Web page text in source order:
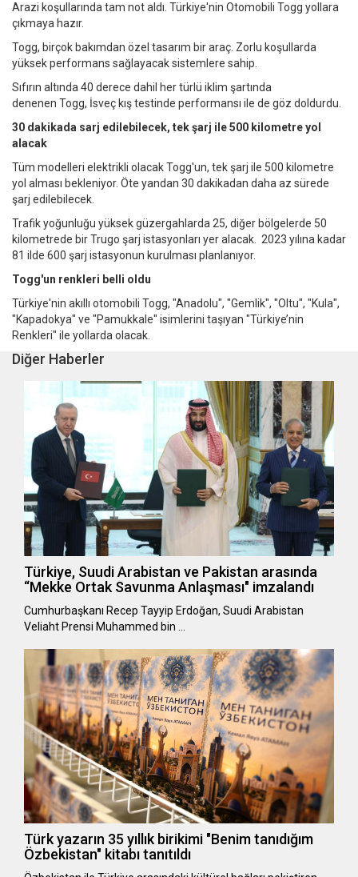
Arazi koşullarında tam not aldı. Türkiye'nin Otomobili Togg yollara
çıkmaya hazır.
Togg, birçok bakımdan özel tasarım bir araç. Zorlu koşullarda
yüksek performans sağlayacak sistemlere sahip.
Sıfırın altında 40 derece dahil her türlü iklim şartında
denenen Togg, İsveç kış testinde performansı ile de göz doldurdu.
30 dakikada sarj edilebilecek, tek şarj ile 500 kilometre yol
alacak
Tüm modelleri elektrikli olacak Togg'un, tek şarj ile 500 kilometre
yol alması bekleniyor. Öte yandan 30 dakikadan daha az sürede
şarj edilebilecek.
Trafik yoğunluğu yüksek güzergahlarda 25, diğer bölgelerde 50
kilometrede bir Trugo şarj istasyonları yer alacak. 2023 yılına kadar
81 ilde 600 şarj istasyonun kurulması planlanıyor.
Togg'un renkleri belli oldu
Türkiye'nin akıllı otomobili Togg, "Anadolu", "Gemlik", "Oltu", "Kula",
"Kapadokya" ve "Pamukkale" isimlerini taşıyan "Türkiye’nin
Renkleri" ile yollarda olacak.
Diğer Haberler
Türkiye, Suudi Arabistan ve Pakistan arasında
“Mekke Ortak Savunma Anlaşması" imzalandı
Cumhurbaşkanı Recep Tayyip Erdoğan, Suudi Arabistan
Veliaht Prensi Muhammed bin …
Türk yazarın 35 yıllık birikimi "Benim tanıdığım
Özbekistan" kitabı tanıtıldı